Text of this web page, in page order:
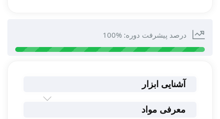
درصد پیشرفت دوره: %100
آشنایی ابزار
معرفی مواد